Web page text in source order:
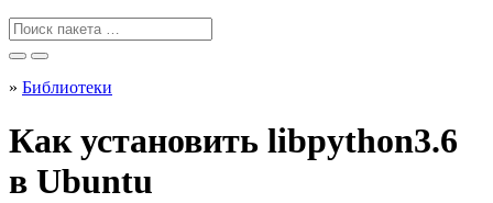
Поиск
для
» Библиотеки
Как установить libpython3.6
в Ubuntu